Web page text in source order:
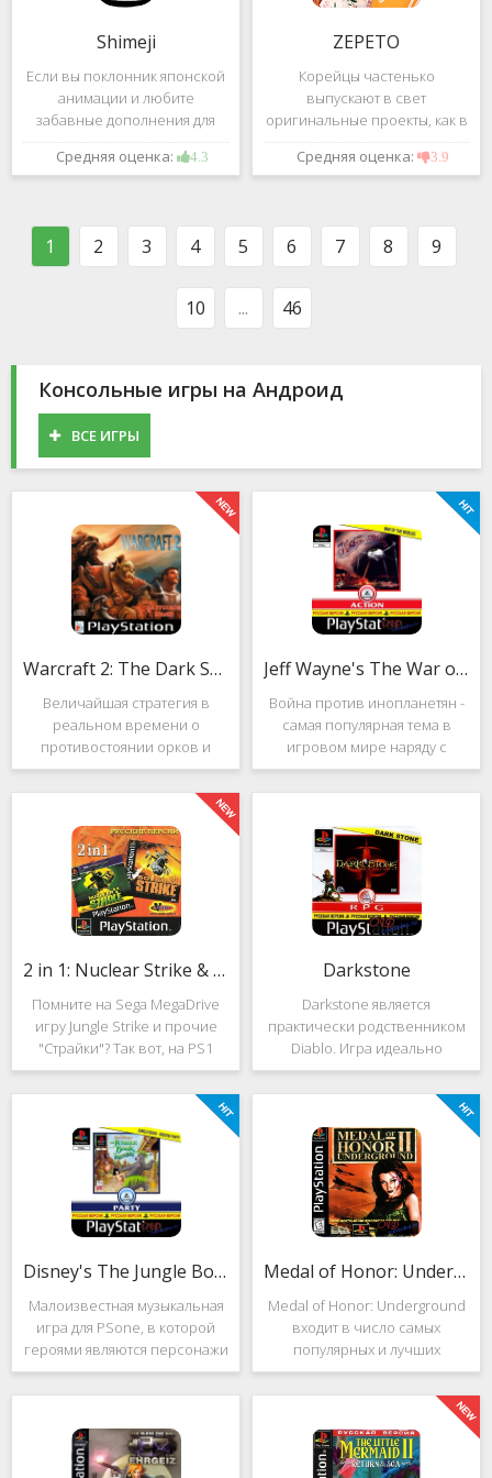
Shimeji
Если вы поклонник японской
анимации и любите
забавные дополнения для
своего смартфона, обратите
внимание на Shimeji -
устройства милыми
персонажами в
Средняя оценка: 4.3
ZEPETO
Корейцы частенько
выпускают в свет
оригинальные проекты, как в
сфере игр, так и приложений.
Так, ZEPETO стремительно
Южной Кореи, не смотря на
Средняя оценка: 3.9
1 2 3 4 5 6 7 8 9
10 ... 46
Консольные игры на Андроид
ВСЕ ИГРЫ
Warcraft 2: The Dark Saga
Величайшая стратегия в
реальном времени о
противостоянии орков и
людей. Warcraft 2: The Dark
Saga рассказывает
классическую историю, в
которой идёт битва за
королевство Азерот в мире
Средневековья с
Jeff Wayne's The War of the Worlds
Война против инопланетян -
самая популярная тема в
игровом мире наряду с
войнами против
террористов и зомби. Здесь
народы объединяются в
борьбе с врагом, Земля
рушится, но
2 in 1: Nuclear Strike & Soviet Strike
Помните на Sega MegaDrive
игру Jungle Strike и прочие
"Страйки"? Так вот, на PS1
данная серия продолжила
своё существование. Вышло
ещё 2 "Страйка", где мы всё
так же управляем вертолётом
и уничтожаем
Darkstone
Darkstone является
практически родственником
Diablo. Игра идеально
подойдёт для тех, кто ищет
альтернативу последнему.
Несмотря на то, что эти 2
игры создавались разными
людьми, Darkstone имеет
общие
Disney's The Jungle Book: Groove Party
Малоизвестная музыкальная
игра для PSone, в которой
героями являются персонажи
"Книги джунглей". Это не
платформер и не Action.
оригинален. Перед стартом
вы будете выбирать песню.
Medal of Honor: Underground
Medal of Honor: Underground
входит в число самых
популярных и лучших
шутеров от первого лица для
Sony Playstation. Эта игра
посвящена Второй мировой
войне. Вы будете играть за
девушку Менон. Являясь